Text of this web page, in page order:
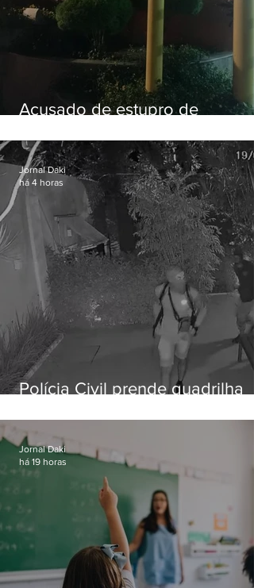
Acusado de estupro de
Polícia Civil prende quadrilha
residências de luxo no Rio
Jornal Daki
há 4 horas
Jornal Daki
há 19 horas